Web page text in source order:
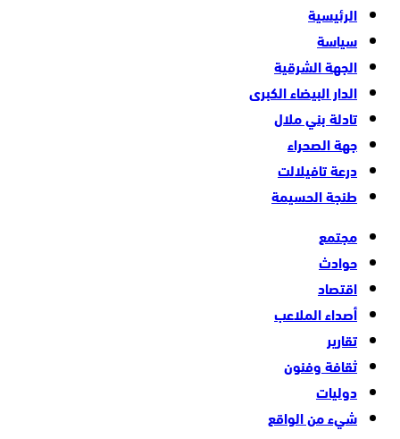
الرئيسية
سياسة
الجهة الشرقية
الدار البيضاء الكبرى
تادلة بني ملال
جهة الصحراء
درعة تافيلالت
طنجة الحسيمة
مجتمع
حوادث
اقتصاد
أصداء الملاعب
تقارير
ثقافة وفنون
دوليات
شيء من الواقع